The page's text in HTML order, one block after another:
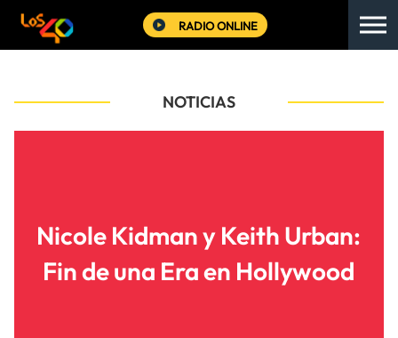
RADIO ONLINE
NOTICIAS
Nicole Kidman y Keith Urban:
Fin de una Era en Hollywood